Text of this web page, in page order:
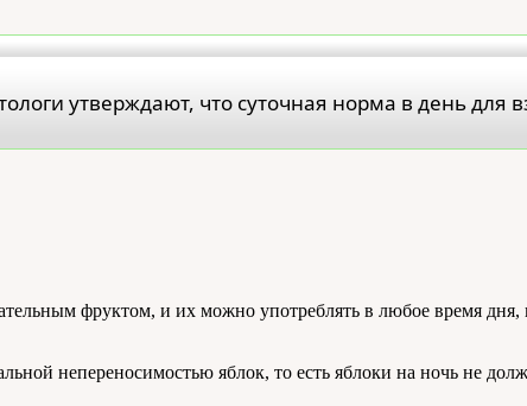
утверждают, что суточная норма в день для
фруктом, и их можно употреблять в любое время
непереносимостью яблок, то есть яблоки на ночь не